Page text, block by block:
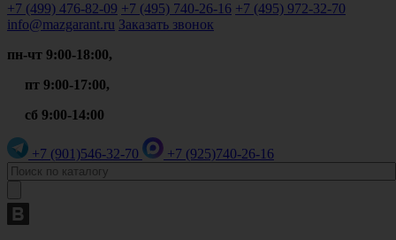
+7 (499) 476-82-09 +7 (495) 740-26-16 +7 (495) 972-32-70
info@mazgarant.ru Заказать звонок
пн-чт 9:00-18:00,
пт 9:00-17:00,
сб 9:00-14:00
+7 (901)546-32-70 +7 (925)740-26-16